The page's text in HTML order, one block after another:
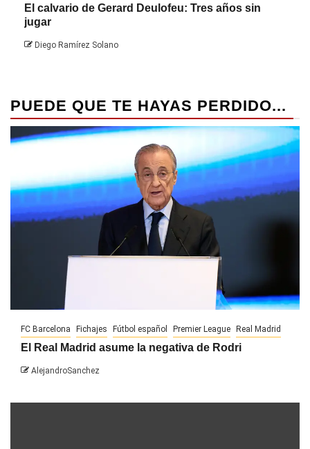
El calvario de Gerard Deulofeu: Tres años sin
jugar
Diego Ramírez Solano
PUEDE QUE TE HAYAS PERDIDO...
FC Barcelona Fichajes Fútbol español Premier League Real Madrid
El Real Madrid asume la negativa de Rodri
AlejandroSanchez